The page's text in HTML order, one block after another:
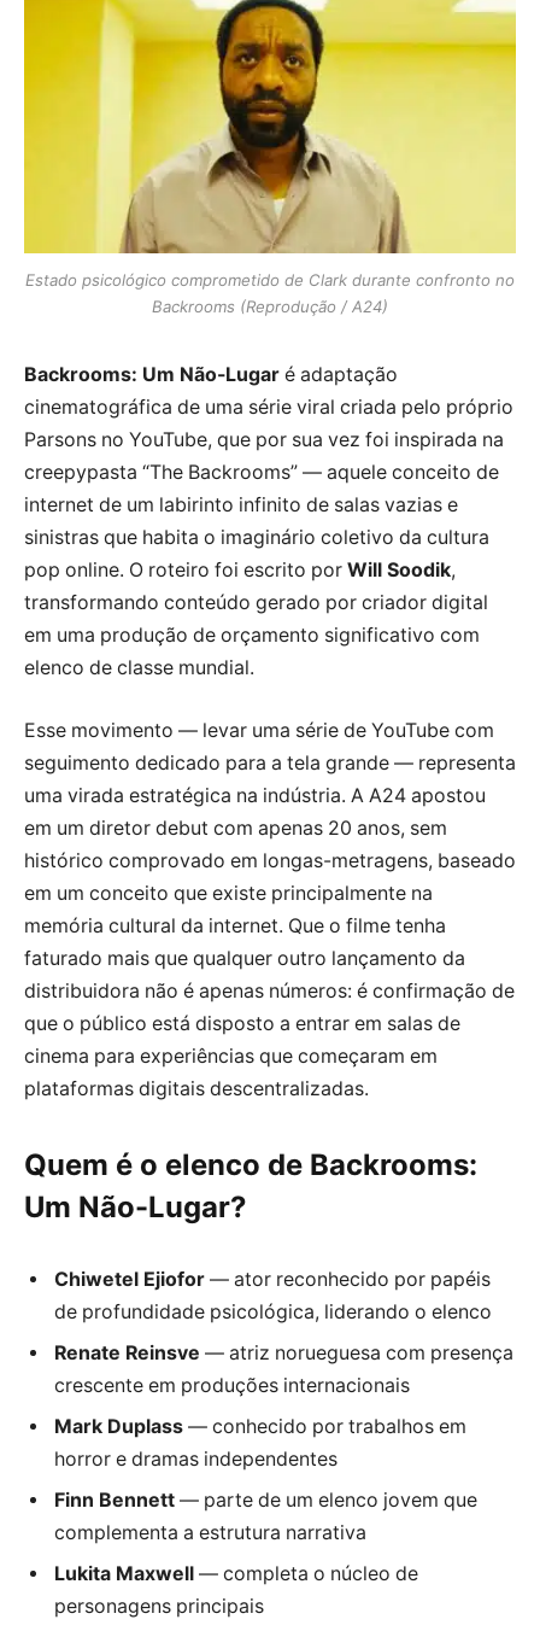
Estado psicológico comprometido de Clark durante confronto no
Backrooms (Reprodução / A24)
Backrooms: Um Não-Lugar é adaptação
cinematográfica de uma série viral criada pelo próprio
Parsons no YouTube, que por sua vez foi inspirada na
creepypasta “The Backrooms” — aquele conceito de
internet de um labirinto infinito de salas vazias e
sinistras que habita o imaginário coletivo da cultura
pop online. O roteiro foi escrito por Will Soodik,
transformando conteúdo gerado por criador digital
em uma produção de orçamento significativo com
elenco de classe mundial.
Esse movimento — levar uma série de YouTube com
seguimento dedicado para a tela grande — representa
uma virada estratégica na indústria. A A24 apostou
em um diretor debut com apenas 20 anos, sem
histórico comprovado em longas-metragens, baseado
em um conceito que existe principalmente na
memória cultural da internet. Que o filme tenha
faturado mais que qualquer outro lançamento da
distribuidora não é apenas números: é confirmação de
que o público está disposto a entrar em salas de
cinema para experiências que começaram em
plataformas digitais descentralizadas.
Quem é o elenco de Backrooms:
Um Não-Lugar?
Chiwetel Ejiofor — ator reconhecido por papéis
de profundidade psicológica, liderando o elenco
Renate Reinsve — atriz norueguesa com presença
crescente em produções internacionais
Mark Duplass — conhecido por trabalhos em
horror e dramas independentes
Finn Bennett — parte de um elenco jovem que
complementa a estrutura narrativa
Lukita Maxwell — completa o núcleo de
personagens principais